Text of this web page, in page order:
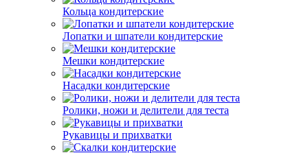
Кольца кондитерские
Лопатки и шпатели кондитерские
Мешки кондитерские
Насадки кондитерские
Ролики, ножи и делители для теста
Рукавицы и прихватки